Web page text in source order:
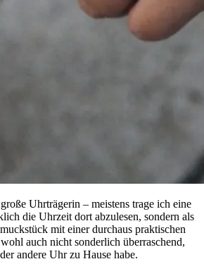
Uhrträgerin – meistens trage ich eine
die Uhrzeit dort abzulesen, sondern als
mit einer durchaus praktischen
auch nicht sonderlich überraschend,
andere Uhr zu Hause habe.